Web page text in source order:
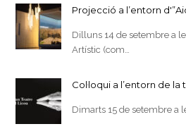
Projecció a l’entorn
Dilluns 14 de setembre a
Artístic (com…
Col·loqui a l’entorn de
Dimarts 15 de setembre a